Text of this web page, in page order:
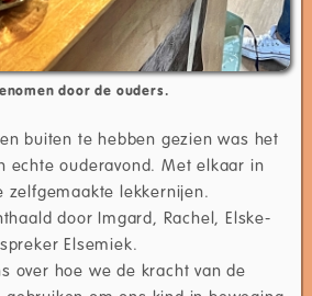
door de ouders.
buiten te hebben gezien was het
echte ouderavond. Met elkaar in
zelfgemaakte lekkernijen.
door Imgard, Rachel, Elske-
Elsemiek.
over hoe we de kracht van de